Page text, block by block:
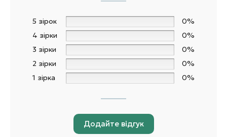
5 зірок
0%
4 зірки
0%
3 зірки
0%
2 зірки
0%
1 зірка
0%
Додайте відгук